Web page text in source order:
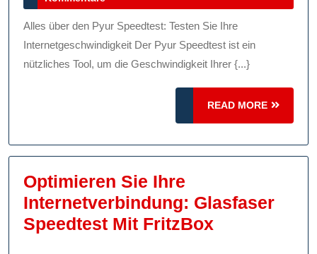
Dem
Pyur
Speedtest
2025
Alles über den Pyur Speedtest: Testen Sie Ihre
Internetgeschwindigkeit Der Pyur Speedtest ist ein
nützliches Tool, um die Geschwindigkeit Ihrer {...}
READ MORE
READ
MORE
Optimieren Sie Ihre
Internetverbindung: Glasfaser
Speedtest Mit FritzBoxOptimieren